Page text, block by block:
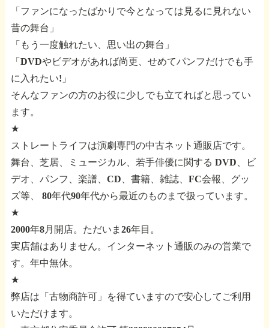
「ファンになったばかりで今となっては見るに見れない
昔の舞台」
「もう一度触れたい、思い出の舞台」
「DVDやビデオがあれば尚更、せめてパンフだけでも手
に入れたい!」
そんなファンの方のお役に少しでも立てればと思ってい
ます。
★
ストレートライフは演劇専門の中古ネット通販店です。
舞台、芝居、ミュージカル、若手俳優に関する DVD、ビ
デオ、パンフ、楽譜、CD、書籍、雑誌、FC会報、グッ
ズ等、
80年代90年代から最近のものまで扱っています。
★
2000年8月開店。ただいま26年目。
実店舗はありません。インターネット通販のみの営業で
す。年中無休。
★
弊店は「古物商許可」を得ていますので安心してご利用
いただけます。